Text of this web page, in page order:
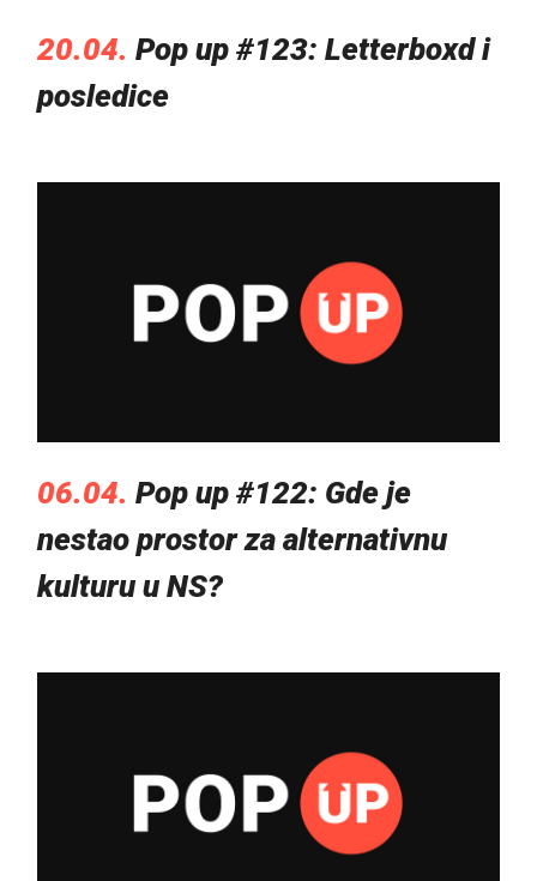
20.04. Pop up #123: Letterboxd i
posledice
06.04. Pop up #122: Gde je
nestao prostor za alternativnu
kulturu u NS?